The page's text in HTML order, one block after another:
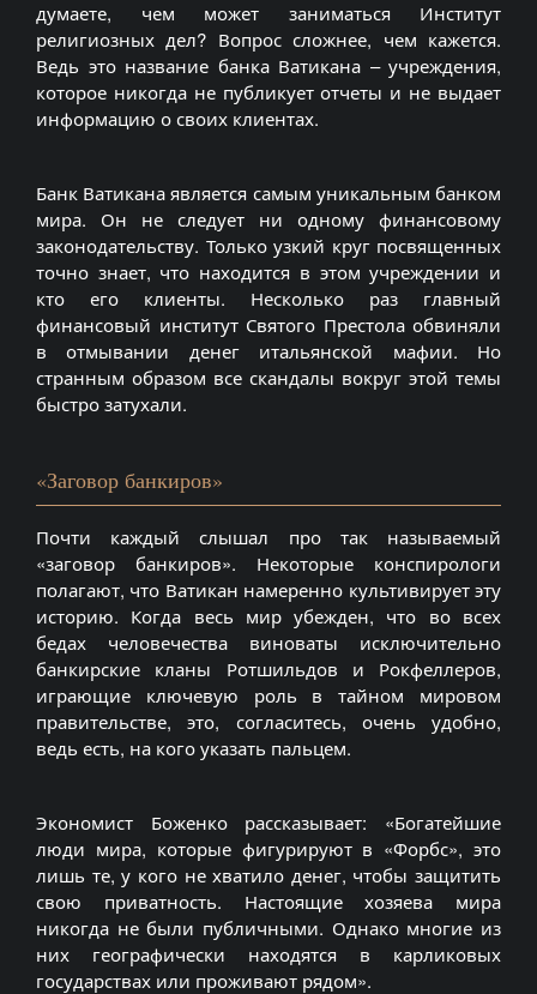
думаете, чем может заниматься Институт
религиозных дел? Вопрос сложнее, чем кажется.
Ведь это название банка Ватикана – учреждения,
которое никогда не публикует отчеты и не выдает
информацию о своих клиентах.
Банк Ватикана является самым уникальным банком
мира. Он не следует ни одному финансовому
законодательству. Только узкий круг посвященных
точно знает, что находится в этом учреждении и
кто его клиенты. Несколько раз главный
финансовый институт Святого Престола обвиняли
в отмывании денег итальянской мафии. Но
странным образом все скандалы вокруг этой темы
быстро затухали.
«Заговор банкиров»
Почти каждый слышал про так называемый
«заговор банкиров». Некоторые конспирологи
полагают, что Ватикан намеренно культивирует эту
историю. Когда весь мир убежден, что во всех
бедах человечества виноваты исключительно
банкирские кланы Ротшильдов и Рокфеллеров,
играющие ключевую роль в тайном мировом
правительстве, это, согласитесь, очень удобно,
ведь есть, на кого указать пальцем.
Экономист Боженко рассказывает: «Богатейшие
люди мира, которые фигурируют в «Форбс», это
лишь те, у кого не хватило денег, чтобы защитить
свою приватность. Настоящие хозяева мира
никогда не были публичными. Однако многие из
них географически находятся в карликовых
государствах или проживают рядом».